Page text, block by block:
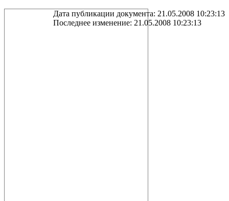
Дата публикации документа: 21.05.2008 10:23:13
Последнее изменение: 21.05.2008 10:23:13